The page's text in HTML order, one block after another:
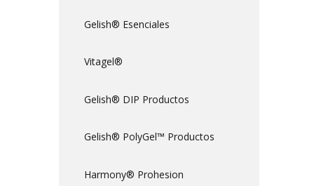
Gelish® Esenciales
Vitagel®
Gelish® DIP Productos
Gelish® PolyGel™ Productos
Harmony® Prohesion